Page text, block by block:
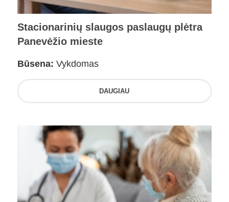
Stacionarinių slaugos paslaugų plėtra
Panevėžio mieste
Būsena: Vykdomas
DAUGIAU